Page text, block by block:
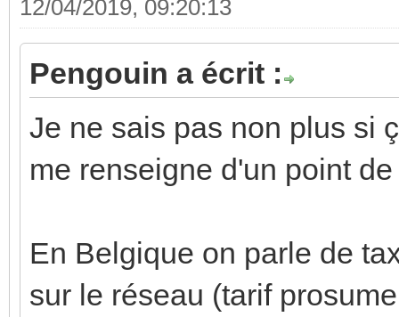
12/04/2019, 09:20:13
Pengouin a écrit :
Je ne sais pas non plus si
me renseigne d'un point
En Belgique on parle de
sur le réseau (tarif